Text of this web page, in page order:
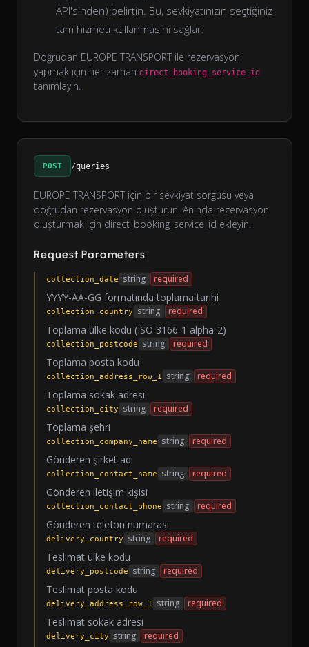
API'sinden) belirtin. Bu, sevkiyatınızın seçtiğiniz
tam hizmeti kullanmasını sağlar.
Doğrudan EUROPE TRANSPORT ile rezervasyon
yapmak için her zaman direct_booking_service_id
tanımlayın.
POST /queries
EUROPE TRANSPORT için bir sevkiyat sorgusu veya
doğrudan rezervasyon oluşturun. Anında rezervasyon
oluşturmak için direct_booking_service_id ekleyin.
Request Parameters
collection_date string required
YYYY-AA-GG formatında toplama tarihi
collection_country string required
Toplama ülke kodu (ISO 3166-1 alpha-2)
collection_postcode string required
Toplama posta kodu
collection_address_row_1 string required
Toplama sokak adresi
collection_city string required
Toplama şehri
collection_company_name string required
Gönderen şirket adı
collection_contact_name string required
Gönderen iletişim kişisi
collection_contact_phone string required
Gönderen telefon numarası
delivery_country string required
Teslimat ülke kodu
delivery_postcode string required
Teslimat posta kodu
delivery_address_row_1 string required
Teslimat sokak adresi
delivery_city string required